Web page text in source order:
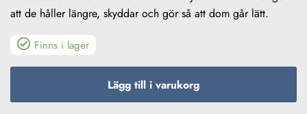
att de håller längre, skyddar och gör så att dom går lätt.
Finns i lager
Lägg till i varukorg